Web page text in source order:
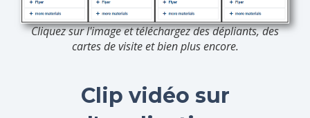
Cliquez sur l'image et téléchargez des dépliants, des
cartes de visite et bien plus encore.
Clip vidéo sur